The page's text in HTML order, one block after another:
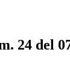
24 del